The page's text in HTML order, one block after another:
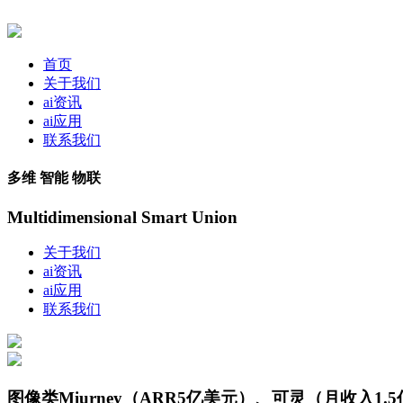
首页
关于我们
ai资讯
ai应用
联系我们
多维 智能 物联
Multidimensional Smart Union
关于我们
ai资讯
ai应用
联系我们
图像类Miurney（ARR5亿美元）、可灵（月收入1.5